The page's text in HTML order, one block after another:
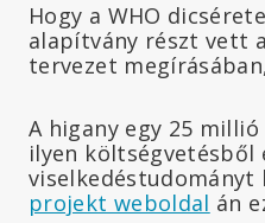
Hogy a WHO
alapítvány részt vett
tervezet
A higany egy 25
ilyen költségvetésből
viselkedéstudományt
projekt weboldal án